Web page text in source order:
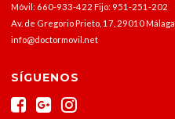
Móvil: 660-933-422 Fijo: 951-251-202
Av. de Gregorio Prieto, 17, 29010 Málaga
info@doctormovil.net
SÍGUENOS